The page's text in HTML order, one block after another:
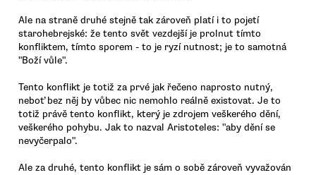
Ale na straně druhé stejně tak zároveň platí i to pojetí
starohebrejské: že tento svět vezdejší je prolnut tímto
konfliktem, tímto sporem - to je ryzí nutnost; je to samotná
"Boží vůle".
Tento konflikt je totiž za prvé jak řečeno naprosto nutný,
neboť bez něj by vůbec nic nemohlo reálně existovat. Je to
totiž právě tento konflikt, který je zdrojem veškerého dění,
veškerého pohybu. Jak to nazval Aristoteles: "aby dění se
nevyčerpalo".
Ale za druhé, tento konflikt je sám o sobě zároveň vyvažován